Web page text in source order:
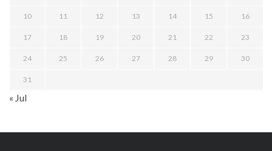
10 11 12 13 14 15 16
17 18 19 20 21 22 23
24 25 26 27 28 29 30
31
« Jul